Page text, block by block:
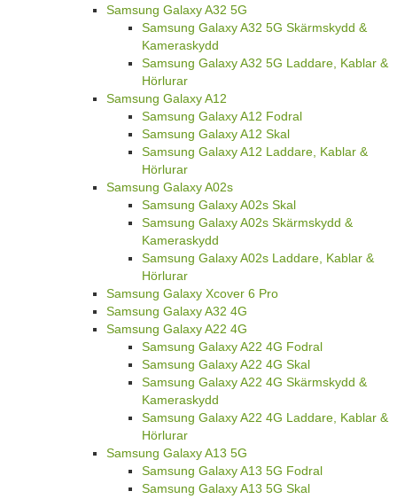
Samsung Galaxy A32 5G
Samsung Galaxy A32 5G Skärmskydd &
Kameraskydd
Samsung Galaxy A32 5G Laddare, Kablar &
Hörlurar
Samsung Galaxy A12
Samsung Galaxy A12 Fodral
Samsung Galaxy A12 Skal
Samsung Galaxy A12 Laddare, Kablar &
Hörlurar
Samsung Galaxy A02s
Samsung Galaxy A02s Skal
Samsung Galaxy A02s Skärmskydd &
Kameraskydd
Samsung Galaxy A02s Laddare, Kablar &
Hörlurar
Samsung Galaxy Xcover 6 Pro
Samsung Galaxy A32 4G
Samsung Galaxy A22 4G
Samsung Galaxy A22 4G Fodral
Samsung Galaxy A22 4G Skal
Samsung Galaxy A22 4G Skärmskydd &
Kameraskydd
Samsung Galaxy A22 4G Laddare, Kablar &
Hörlurar
Samsung Galaxy A13 5G
Samsung Galaxy A13 5G Fodral
Samsung Galaxy A13 5G Skal